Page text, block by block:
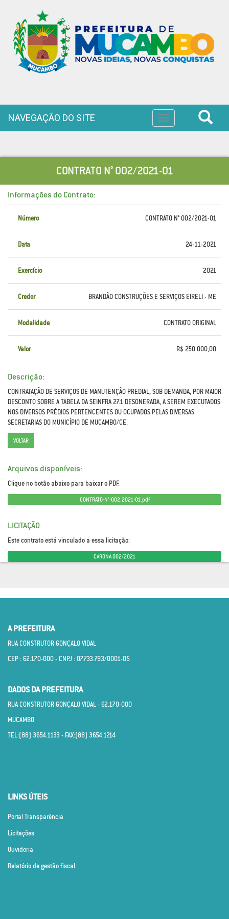
Toggle
navigation
NAVEGAÇÃO DO SITE
CONTRATO N° 002/2021-01
Informações do Contrato:
Número CONTRATO N° 002/2021-01
Data 24-11-2021
Exercício 2021
Credor BRANDÃO CONSTRUÇÕES E SERVIÇOS EIRELI - ME
Modalidade CONTRATO ORIGINAL
Valor R$ 250.000,00
Descrição:
CONTRATAÇÃO DE SERVIÇOS DE MANUTENÇÃO PREDIAL, SOB DEMANDA, POR MAIOR
DESCONTO SOBRE A TABELA DA SEINFRA 27.1 DESONERADA, A SEREM EXECUTADOS
NOS DIVERSOS PRÉDIOS PERTENCENTES OU OCUPADOS PELAS DIVERSAS
SECRETARIAS DO MUNICÍPIO DE MUCAMBO/CE.
VOLTAR
Arquivos disponíveis:
Clique no botão abaixo para baixar o PDF.
CONTRATO-N°-002.2021-01.pdf
LICITAÇÃO
Este contrato está vinculado a essa licitação:
CARONA 002/2021
A PREFEITURA
RUA CONSTRUTOR GONÇALO VIDAL
CEP : 62.170­-000 - CNPJ : 07.733.793/0001­-05
DADOS DA PREFEITURA
RUA CONSTRUTOR GONÇALO VIDAL - 62.170­-000
MUCAMBO
TEL:(88) 3654.1133 - FAX:(88) 3654.1214
LINKS ÚTEIS
Portal Transparência
Licitações
Ouvidoria
Relatório de gestão fiscal